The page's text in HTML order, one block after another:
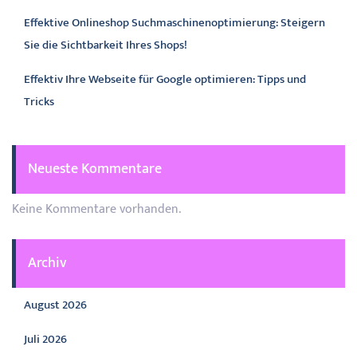
Effektive Onlineshop Suchmaschinenoptimierung: Steigern
Sie die Sichtbarkeit Ihres Shops!
Effektiv Ihre Webseite für Google optimieren: Tipps und
Tricks
Neueste Kommentare
Keine Kommentare vorhanden.
Archiv
August 2026
Juli 2026